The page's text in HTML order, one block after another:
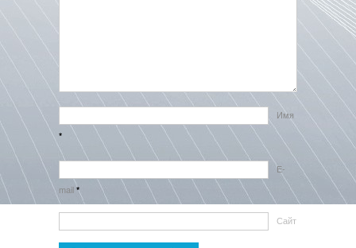
Имя
*
E-
mail *
Сайт